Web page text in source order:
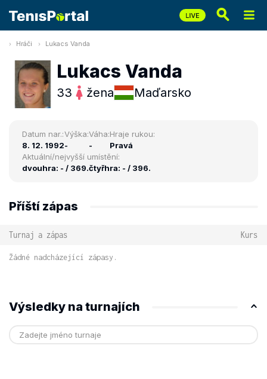
Hráči Lukacs Vanda
Lukacs Vanda
33 žena Maďarsko
Datum nar.:
8. 12. 1992
Výška:
-
Váha:
-
Hraje rukou:
Pravá
Aktuální/nejvyšší umístění:
dvouhra: - / 369.čtyřhra: - / 396.
Příští zápas
Turnaj a zápas Kurs
Žádné nadcházející zápasy.
Výsledky na turnajích